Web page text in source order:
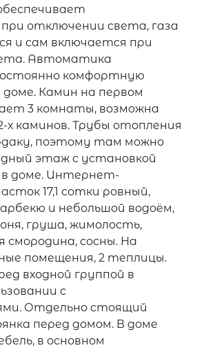
отключении света, газа
и сам включается при
Автоматика
комфортную
Камин на первом
3 комнаты, возможна
х каминов. Трубы отопления
поэтому там можно
этаж с установкой
доме. Интернет-
17,1 сотки ровный,
и небольшой водоём,
груша, жимолость,
смородина, сосны. На
помещения, 2 теплицы.
входной группой в
с
Отдельно стоящий
перед домом. В доме
в основном